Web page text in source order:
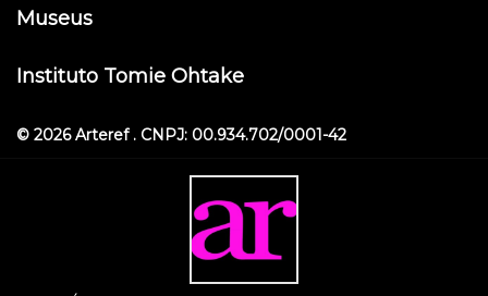
Museus
Instituto Tomie Ohtake
© 2026 Arteref . CNPJ: 00.934.702/0001-42